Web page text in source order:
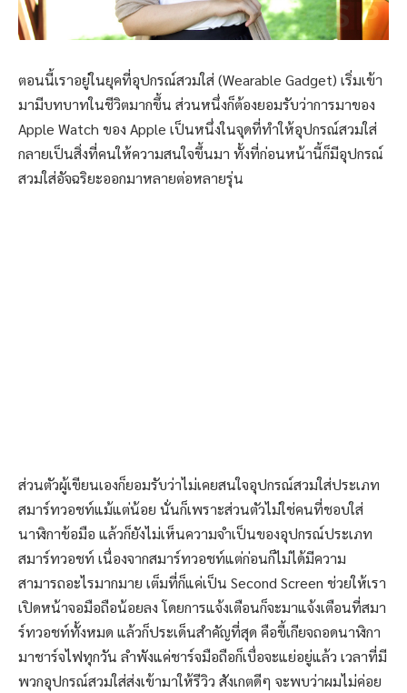
ตอนนี้เราอยู่ในยุคที่อุปกรณ์สวมใส่ (Wearable Gadget) เริ่มเข้า
มามีบทบาทในชีวิตมากขึ้น ส่วนหนึ่งก็ต้องยอมรับว่าการมาของ
Apple Watch ของ Apple เป็นหนึ่งในจุดที่ทำให้อุปกรณ์สวมใส่
กลายเป็นสิ่งที่คนให้ความสนใจขึ้นมา ทั้งที่ก่อนหน้านี้ก็มีอุปกรณ์
สวมใส่อัจฉริยะออกมาหลายต่อหลายรุ่น
ส่วนตัวผู้เขียนเองก็ยอมรับว่าไม่เคยสนใจอุปกรณ์สวมใส่ประเภท
สมาร์ทวอชท์แม้แต่น้อย นั่นก็เพราะส่วนตัวไม่ใช่คนที่ชอบใส่
นาฬิกาข้อมือ แล้วก็ยังไม่เห็นความจำเป็นของอุปกรณ์ประเภท
สมาร์ทวอชท์ เนื่องจากสมาร์ทวอชท์แต่ก่อนก็ไม่ได้มีความ
สามารถอะไรมากมาย เต็มที่ก็แค่เป็น Second Screen ช่วยให้เรา
เปิดหน้าจอมือถือน้อยลง โดยการแจ้งเตือนก็จะมาแจ้งเตือนที่สมา
ร์ทวอชท์ทั้งหมด แล้วก็ประเด็นสำคัญที่สุด คือขี้เกียจถอดนาฬิกา
มาชาร์จไฟทุกวัน ลำพังแค่ชาร์จมือถือก็เบื่อจะแย่อยู่แล้ว เวลาที่มี
พวกอุปกรณ์สวมใส่ส่งเข้ามาให้รีวิว สังเกตดีๆ จะพบว่าผมไม่ค่อย